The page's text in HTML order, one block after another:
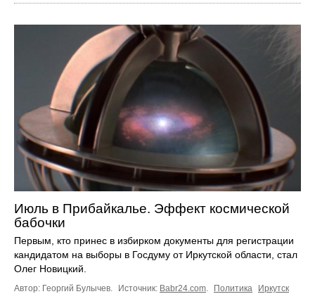
Июль в Прибайкалье. Эффект космической
бабочки
Первым, кто принес в избирком документы для регистрации
кандидатом на выборы в Госдуму от Иркутской области, стал
Олег Новицкий.
Автор: Георгий Булычев. Источник: Babr24.com. Политика
Иркутск